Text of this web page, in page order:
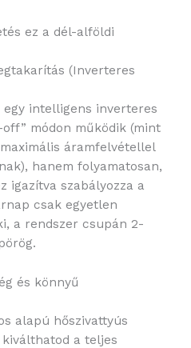
ez a dél-alföldi
(Inverteres
egy intelligens inverteres
módon működik (mint
áramfelvétellel
hanem folyamatosan,
igazítva szabályozza a
csak egyetlen
a rendszer csupán 2-
és könnyű
alapú hőszivattyús
kiválthatod a teljes